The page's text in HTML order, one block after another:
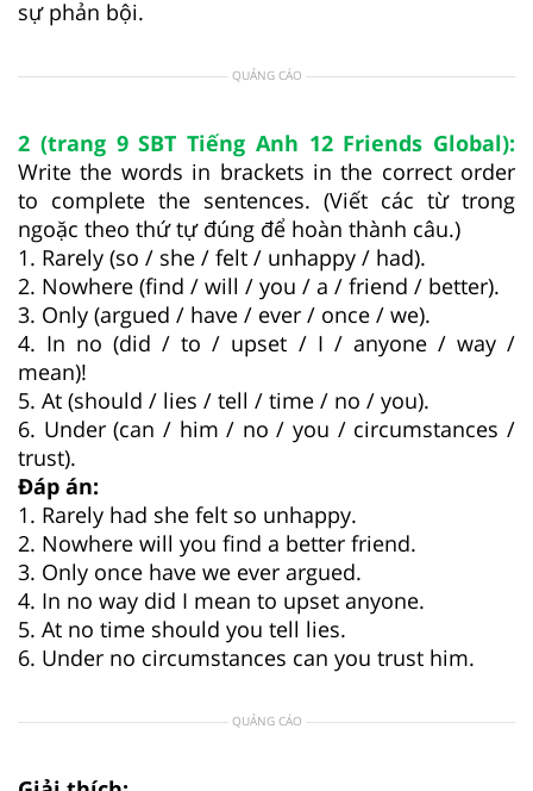
sự phản bội.
QUẢNG CÁO
2 (trang 9 SBT Tiếng Anh 12 Friends Global):
Write the words in brackets in the correct order
to complete the sentences. (Viết các từ trong
ngoặc theo thứ tự đúng để hoàn thành câu.)
1. Rarely (so / she / felt / unhappy / had).
2. Nowhere (find / will / you / a / friend / better).
3. Only (argued / have / ever / once / we).
4. In no (did / to / upset / I / anyone / way /
mean)!
5. At (should / lies / tell / time / no / you).
6. Under (can / him / no / you / circumstances /
trust).
Đáp án:
1. Rarely had she felt so unhappy.
2. Nowhere will you find a better friend.
3. Only once have we ever argued.
4. In no way did I mean to upset anyone.
5. At no time should you tell lies.
6. Under no circumstances can you trust him.
QUẢNG CÁO